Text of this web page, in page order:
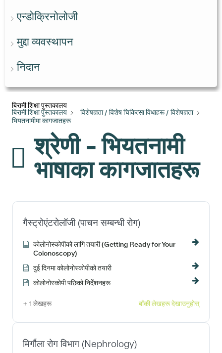
एन्डोक्रिनोलोजी
मुद्दा व्यवस्थापन
निदान
बिरामी शिक्षा पुस्तकालय
बिरामी शिक्षा पुस्तकालय
विशेषज्ञता / विशेष चिकित्सा विधाहरू / विशेषज्ञता
भियतनामीमा कागजातहरू
श्रेणी - भियतनामी
भाषाका कागजातहरू
गैस्ट्रोएंटरोलॉजी (पाचन सम्बन्धी रोग)
कोलोनोस्कोपीको लागि तयारी (Getting Ready for Your
Colonoscopy)
दुई दिनमा कोलोनोस्कोपीको तयारी
कोलोनोस्कोपी पछिको निर्देशनहरू
+ 1 लेखहरू बाँकी लेखहरू देखाउनुहोस्
मिर्गौला रोग विभाग (Nephrology)